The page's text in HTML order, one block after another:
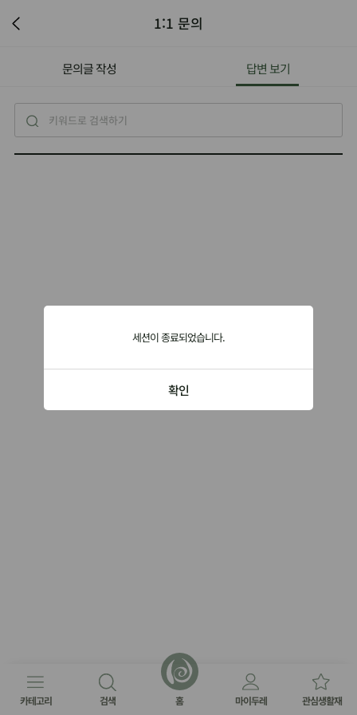
세션이 종료되었습니다.
확인
1:1 문의
문의글 작성 답변 보기
카테고리 검색 홈 마이두레 관심생활재